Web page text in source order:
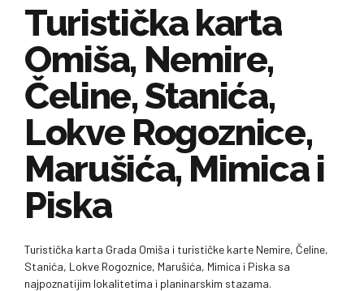
Turistička karta
Omiša, Nemire,
Čeline, Stanića,
Lokve Rogoznice,
Marušića, Mimica i
Piska
Turistička karta Grada Omiša i turističke karte Nemire, Čeline,
Stanića, Lokve Rogoznice, Marušića, Mimica i Piska sa
najpoznatijim lokalitetima i planinarskim stazama.